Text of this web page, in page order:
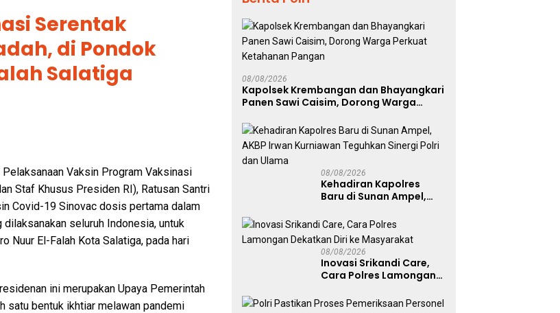
Serentak
di Pondok
Salatiga
Vaksin Program Vaksinasi
Staf Khusus Presiden RI), Ratusan Santri
Covid-19 Sinovac dosis pertama dalam
seluruh Indonesia, untuk
Nuur El-Falah Kota Salatiga, pada hari
ini merupakan Upaya Pemerintah
satu bentuk ikhtiar melawan pandemi
08/08/2026
Kapolsek Krembangan dan Bhayangkari
Panen Sawi Caisim, Dorong Warga
08/08/2026
Kehadiran Kapolres
Baru di Sunan Ampel,
Teguhkan Sinergi Polri
dan Ulama
08/08/2026
Inovasi Srikandi Care,
Cara Polres Lamongan
Masyarakat